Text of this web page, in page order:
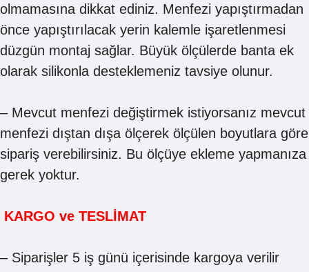
olmamasına dikkat ediniz. Menfezi yapıştırmadan
önce yapıştırılacak yerin kalemle işaretlenmesi
düzgün montaj sağlar. Büyük ölçülerde banta ek
olarak silikonla desteklemeniz tavsiye olunur.
– Mevcut menfezi değiştirmek istiyorsanız mevcut
menfezi dıştan dışa ölçerek ölçülen boyutlara göre
sipariş verebilirsiniz. Bu ölçüye ekleme yapmanıza
gerek yoktur.
KARGO ve TESLİMAT
– Siparişler 5 iş günü içerisinde kargoya verilir